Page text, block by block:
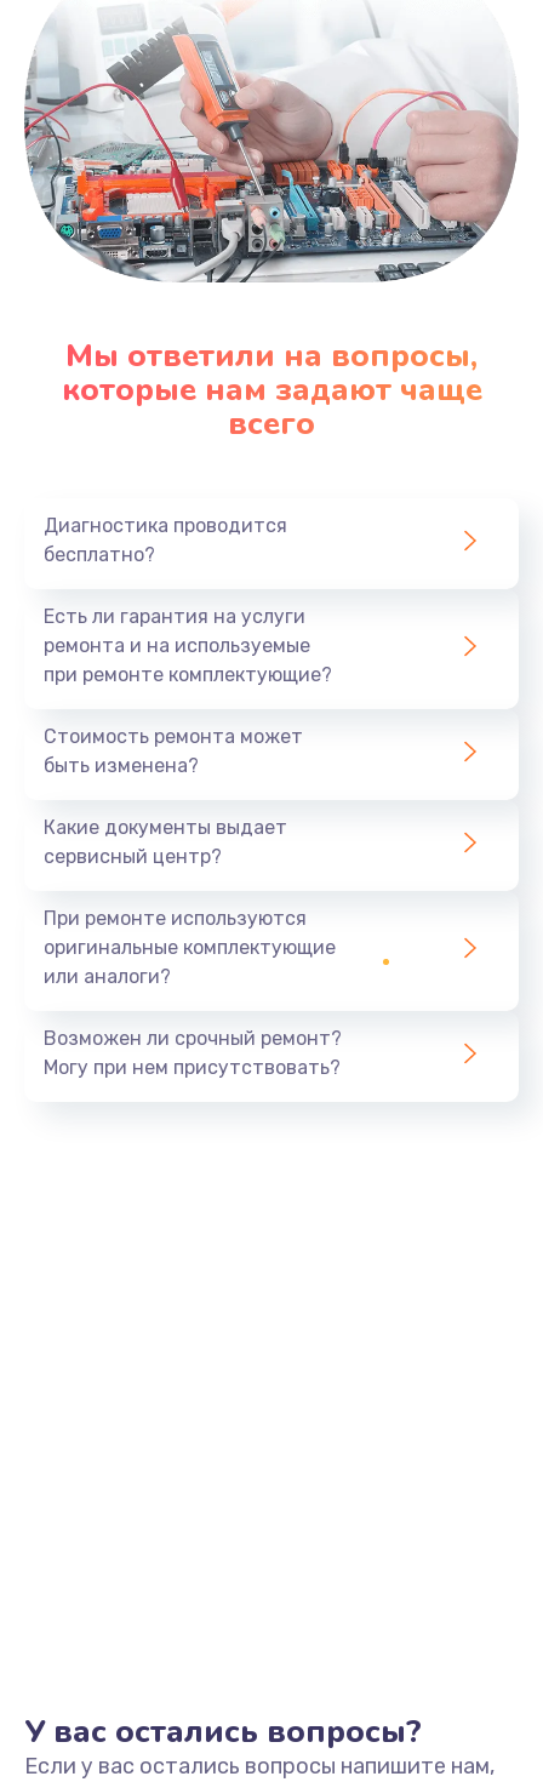
Мы ответили на вопросы,
которые нам задают чаще
всего
Диагностика проводится
бесплатно?
Есть ли гарантия на услуги
ремонта и на используемые
при ремонте комплектующие?
Стоимость ремонта может
быть изменена?
Какие документы выдает
сервисный центр?
При ремонте используются
оригинальные комплектующие
или аналоги?
Возможен ли срочный ремонт?
Могу при нем присутствовать?
У вас остались вопросы?
Если у вас остались вопросы напишите нам,